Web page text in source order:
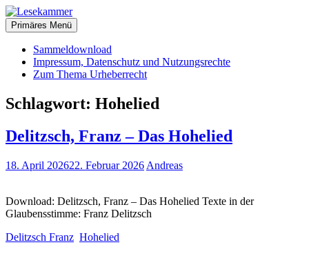
Zum
Inhalt
springen
Lesekammer
christliche Bücher zum kostenlosen Download
Primäres Menü
Sammeldownload
Impressum, Datenschutz und Nutzungsrechte
Zum Thema Urheberrecht
Schlagwort: Hohelied
Delitzsch, Franz – Das Hohelied
18. April 202622. Februar 2026 Andreas
Download: Delitzsch, Franz – Das Hohelied Texte in der
Glaubensstimme: Franz Delitzsch
Delitzsch Franz Hohelied